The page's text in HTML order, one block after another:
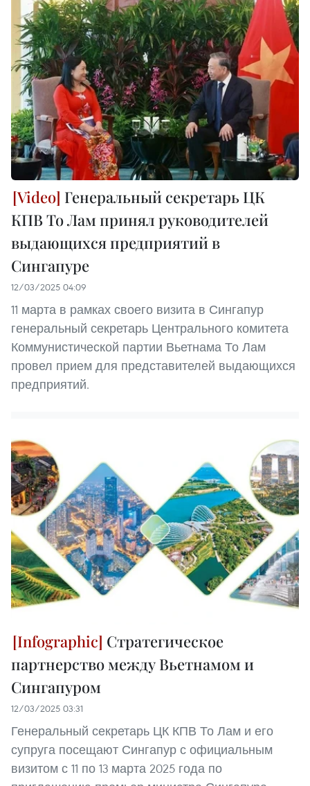
Генеральный секретарь ЦК
КПВ То Лам принял руководителей
выдающихся предприятий в
Сингапуре
12/03/2025 04:09
11 марта в рамках своего визита в Сингапур
генеральный секретарь Центрального комитета
Коммунистической партии Вьетнама То Лам
провел прием для представителей выдающихся
предприятий.
Стратегическое
партнерство между Вьетнамом и
Сингапуром
12/03/2025 03:31
Генеральный секретарь ЦК КПВ То Лам и его
супруга посещают Сингапур с официальным
визитом с 11 по 13 марта 2025 года по